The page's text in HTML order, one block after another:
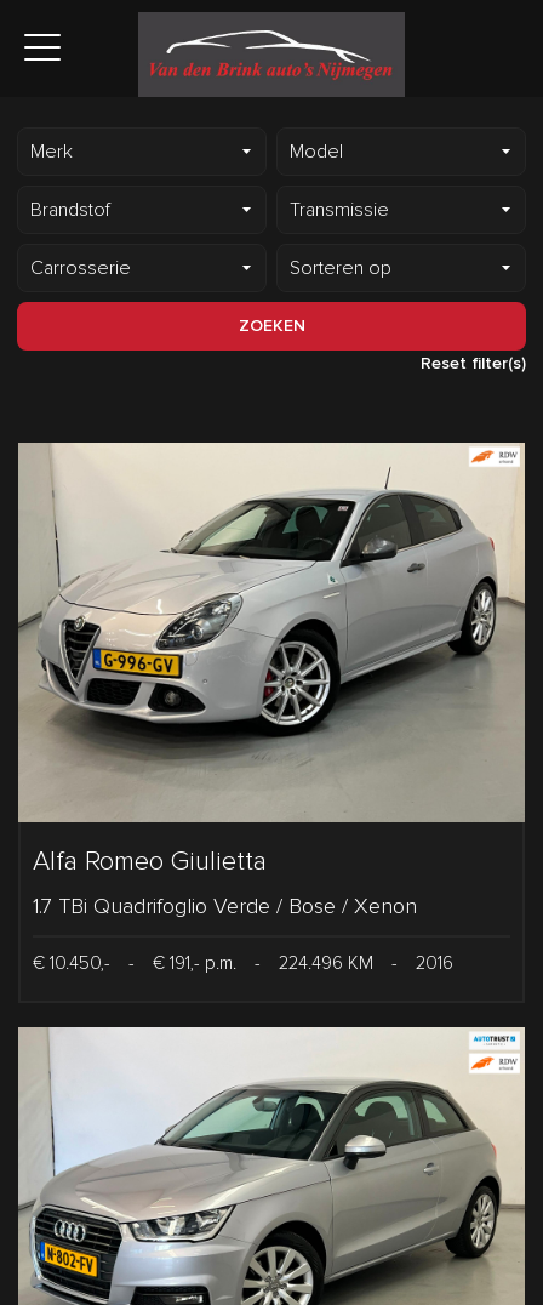
ZOEKEN
Reset filter(s)
Alfa Romeo Giulietta
1.7 TBi Quadrifoglio Verde / Bose / Xenon
€ 10.450,- - € 191,- p.m. - 224.496 KM - 2016